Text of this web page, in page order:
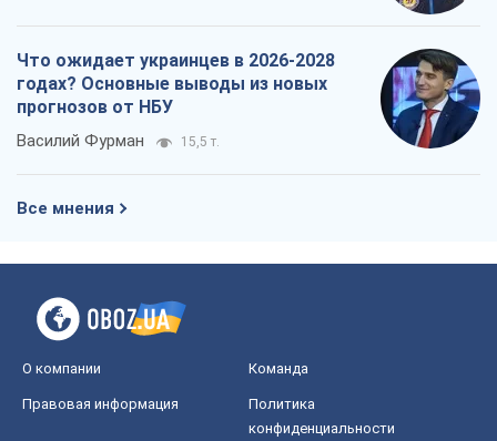
Что ожидает украинцев в 2026-2028
годах? Основные выводы из новых
прогнозов от НБУ
Василий Фурман 15,5 т.
Все мнения
О компании Команда
Правовая информация
Политика
конфиденциальности